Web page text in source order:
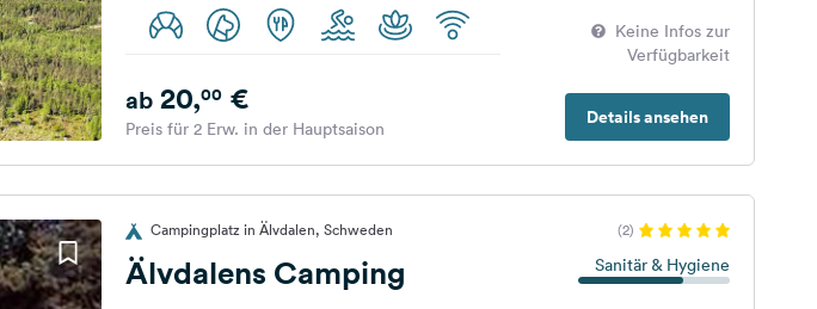
Keine Infos zur
Verfügbarkeit
Details ansehen
ab20,00€
Preis für 2 Erw. in der Hauptsaison
Campingplatz in Älvdalen, Schweden (2)
Älvdalens Camping Sanitär & Hygiene